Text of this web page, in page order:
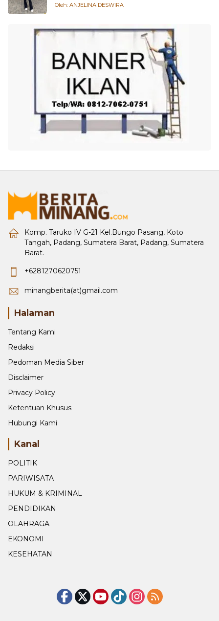
Oleh: ANJELINA DESWIRA
Komp. Taruko IV G-21 Kel.Bungo Pasang, Koto
Tangah, Padang, Sumatera Barat, Padang, Sumatera
Barat.
+6281270620751
minangberita(at)gmail.com
Halaman
Tentang Kami
Redaksi
Pedoman Media Siber
Disclaimer
Privacy Policy
Ketentuan Khusus
Hubungi Kami
Kanal
POLITIK
PARIWISATA
HUKUM & KRIMINAL
PENDIDIKAN
OLAHRAGA
EKONOMI
KESEHATAN